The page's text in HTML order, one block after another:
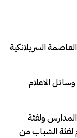
الخامس حول (منع التطرف من خلال تعزيز الحقوق والسلام والتعددية)، وذلك في الفترة 12-14 نوفمبر في العاصمة السريلانكية
الاعلام
ولفئة
لفئة الشباب من